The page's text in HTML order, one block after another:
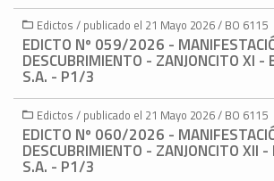
Edictos / publicado el 21 Mayo 2026 / BO 6115
EDICTO Nº 059/2026 -
DESCUBRIMIENTO - ZANJONCITO XI -
S.A. - P1/3
Edictos / publicado el 21 Mayo 2026 / BO 6115
EDICTO Nº 060/2026 -
DESCUBRIMIENTO - ZANJONCITO XII
S.A. - P1/3